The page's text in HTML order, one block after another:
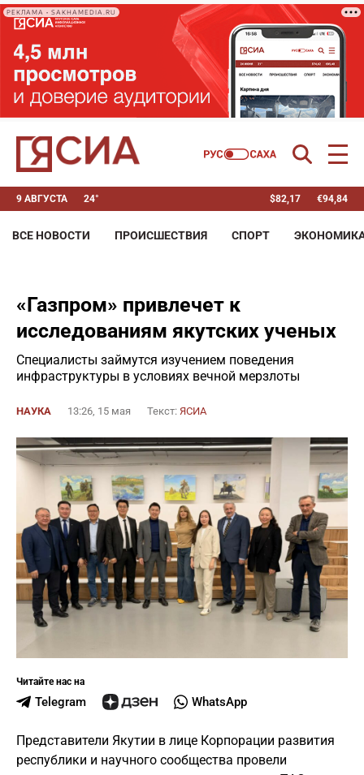
РЕКЛАМА • SAKHAMEDIA.RU
9 АВГУСТА 24° $82,17 €94,84
ВСЕ НОВОСТИ ПРОИСШЕСТВИЯ СПОРТ
«Газпром» привлечет к
исследованиям якутских ученых
Специалисты займутся изучением поведения
инфраструктуры в условиях вечной мерзлоты
НАУКА 13:26, 15 мая Текст: ЯСИА
Читайте нас на
Telegram WhatsApp
Представители Якутии в лице Корпорации развития
республики и научного сообщества провели